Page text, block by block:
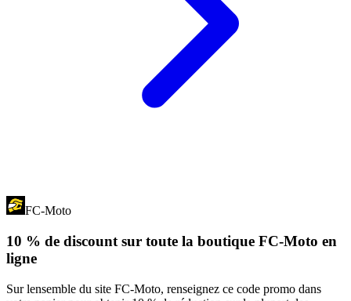
FC-Moto
10 % de discount sur toute la boutique FC-Moto en
ligne
Sur lensemble du site FC-Moto, renseignez ce code promo dans